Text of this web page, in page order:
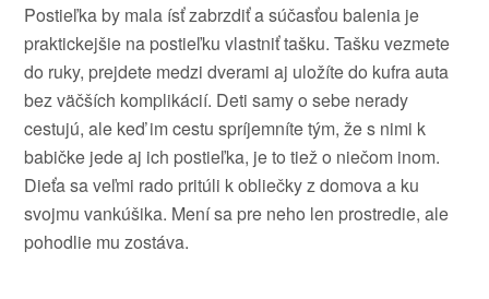
Postieľkaby mala ísťzabrzdiťasúčasťou balenia je
praktickejšie na postieľku vlastniťtašku.Tašku vezmete
do ruky, prejdete medzi dverami aj uložíte do kufraauta
bezväčších komplikácií. Deti samyo sebe nerady
cestujú,ale keď im cestu spríjemnítetým,že s nimi k
babičke jedeaj ich postieľka, jeto tiežo niečom inom.
Dieťasaveľmi rado pritúli kobliečkyz domovaa ku
svojmu vankúšika. Mení sa pre neho len prostredie,ale
pohodlie mu zostáva.